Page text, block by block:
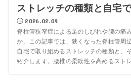
ストレッチの種類と自宅
2026.02.09
脊柱管狭窄症による足のしびれや腰の痛
か。この記事では、狭くなった脊柱管周
自宅で取り組めるストレッチの種類と、
紹介します。腰椎の柔軟性を高めるストレ